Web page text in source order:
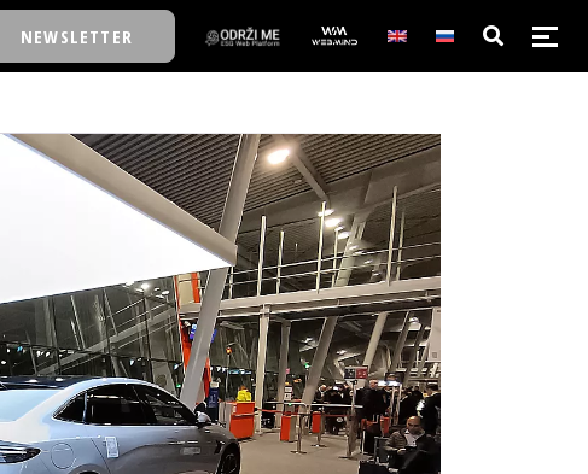
SCHOOL
LIGA
NEWSLETTER
SCHOOL
LIGA